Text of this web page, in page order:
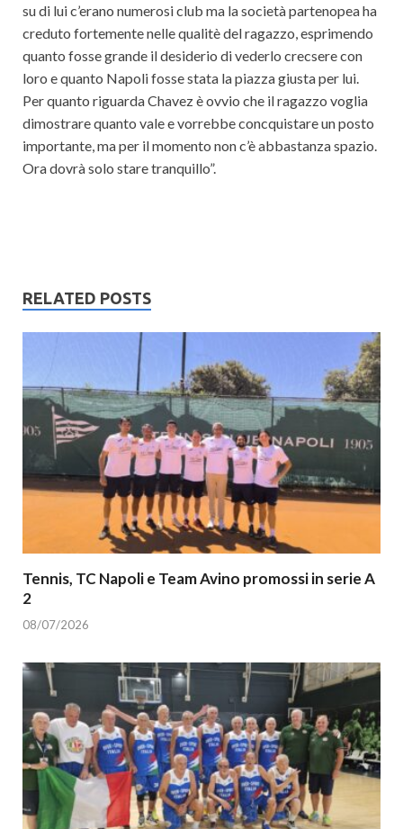
su di lui c’erano numerosi club ma la società partenopea ha
creduto fortemente nelle qualitè del ragazzo, esprimendo
quanto fosse grande il desiderio di vederlo crecsere con
loro e quanto Napoli fosse stata la piazza giusta per lui.
Per quanto riguarda Chavez è ovvio che il ragazzo voglia
dimostrare quanto vale e vorrebbe concquistare un posto
importante, ma per il momento non c’è abbastanza spazio.
Ora dovrà solo stare tranquillo”.
RELATED POSTS
Tennis, TC Napoli e Team Avino promossi in serie A
2
08/07/2026